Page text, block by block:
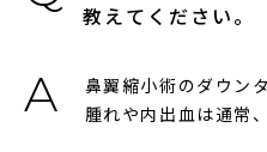
教えてください。
鼻翼縮小術のダウン
腫れや内出血は通常